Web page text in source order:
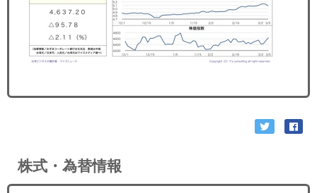
飲食店情報
株式・為替情報